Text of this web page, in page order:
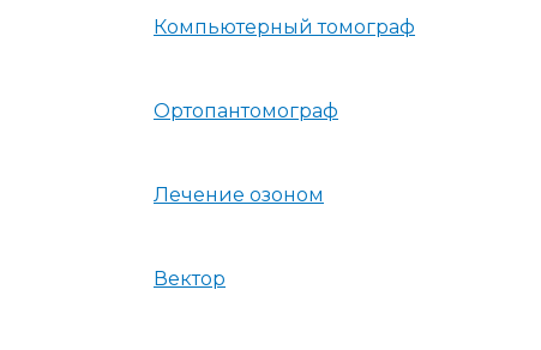
Компьютерный томограф
Ортопантомограф
Лечение озоном
Вектор